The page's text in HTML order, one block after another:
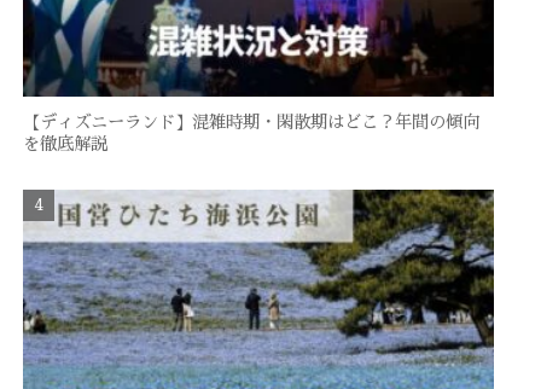
【ディズニーランド】混雑時期・閑散期はどこ？年間の傾向
を徹底解説